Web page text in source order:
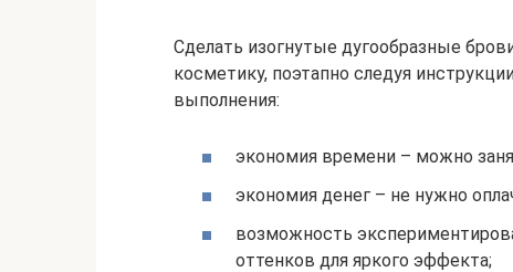
Сделать изогнутые дугообразные
косметику, поэтапно следуя
выполнения:
экономия времени – можно
экономия денег – не нужно
возможность
оттенков для яркого эффекта;